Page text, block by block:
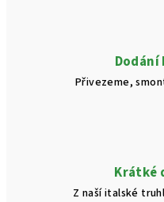
Přivezeme,
Krátké
Z naší italské